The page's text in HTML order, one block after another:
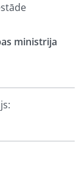
ministrija